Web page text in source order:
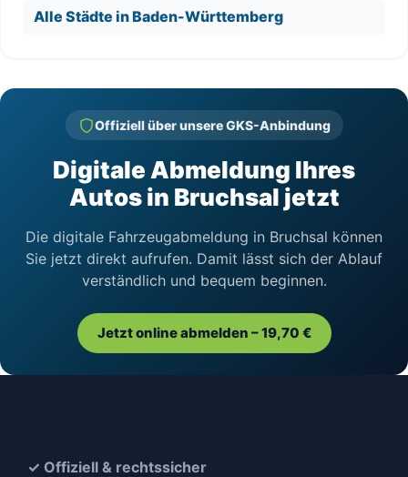
Alle Städte in Baden-Württemberg
Offiziell über unsere GKS-Anbindung
Digitale Abmeldung Ihres
Autos in Bruchsal jetzt
Die digitale Fahrzeugabmeldung in Bruchsal können
Sie jetzt direkt aufrufen. Damit lässt sich der Ablauf
verständlich und bequem beginnen.
Jetzt online abmelden – 19,70 €
✓ Offiziell & rechtssicher